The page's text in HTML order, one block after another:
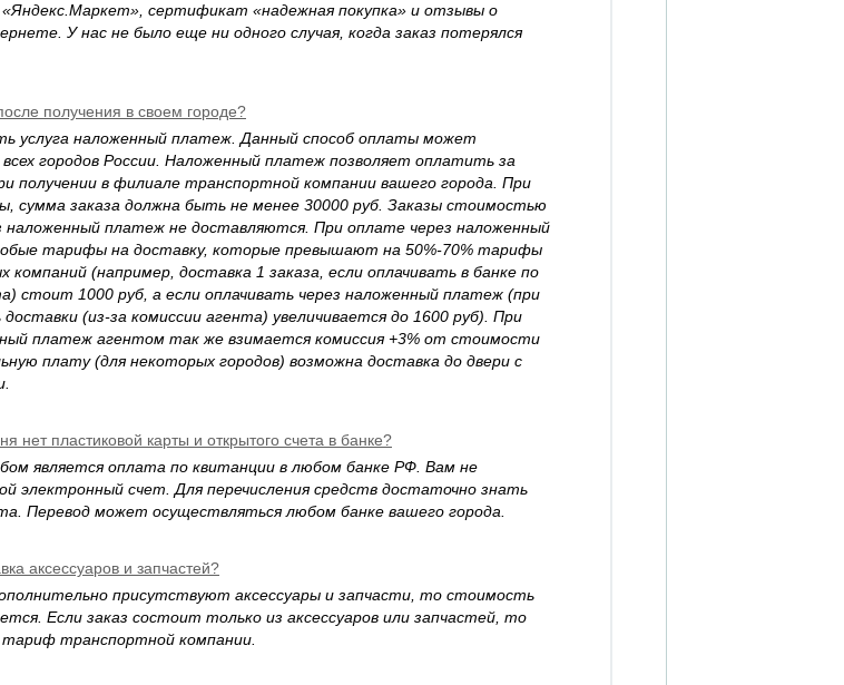
сертификат «надежная покупка» и отзывы о
У нас не было еще ни одного случая, когда заказ потерялся
получения в своем городе?
услуга наложенный платеж. Данный способ оплаты может
всех городов России. Наложенный платеж позволяет оплатить за
получении в филиале транспортной компании вашего города. При
сумма заказа должна быть не менее 30000 руб. Заказы стоимостью
наложенный платеж не доставляются. При оплате через наложенный
тарифы на доставку, которые превышают на 50%-70% тарифы
(например, доставка 1 заказа, если оплачивать в банке по
стоит 1000 руб, а если оплачивать через наложенный платеж (при
(из-за комиссии агента) увеличивается до 1600 руб). При
платеж агентом так же взимается комиссия +3% от стоимости
плату (для некоторых городов) возможна доставка до двери с
нет пластиковой карты и открытого счета в банке?
является оплата по квитанции в любом банке РФ. Вам не
электронный счет. Для перечисления средств достаточно знать
Перевод может осуществляться любом банке вашего города.
аксессуаров и запчастей?
присутствуют аксессуары и запчасти, то стоимость
Если заказ состоит только из аксессуаров или запчастей, то
транспортной компании.